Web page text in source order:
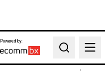
Powered by:
Search